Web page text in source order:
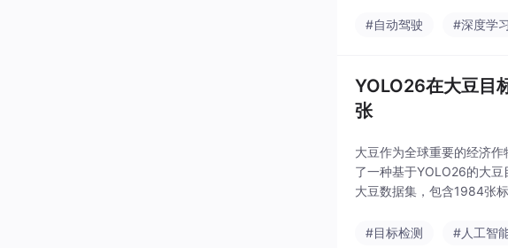
#自动驾驶
#深度学习
YOLO26在大豆目
张
大豆作为全球重要的经济
了一种基于YOLO26的大
大豆数据集，包含1984张
#目标检测
#人工智